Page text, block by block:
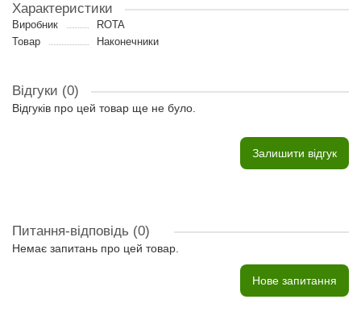
Характеристики
Виробник
ROTA
Товар
Наконечники
Відгуки (0)
Відгуків про цей товар ще не було.
Залишити відгук
Питання-відповідь (0)
Немає запитань про цей товар.
Нове запитання